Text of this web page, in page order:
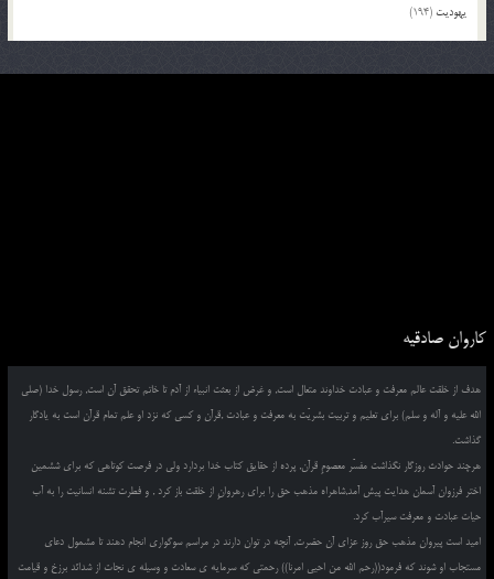
یهودیت (194)
کاروان صادقیه
هدف از خلقت عالم معرفت و عبادت خداوند متعال است, و غرض از بعثت انبیاء از آدم تا خاتم تحقق آن است, رسول خدا (صلی
الله علیه و آله و سلم) برای تعلیم و تربیت بشریّت به معرفت و عبادت ,قرآن و کسی که نزد او علم تمام قرآن است به یادگار
گذاشت.
هرچند حوادث روزگار نگذاشت مفسّر معصومِ قرآن, پرده از حقایق کتاب خدا بردارد ولی در فرصت کوتاهی که برای ششمین
اختر فرزوان آسمان هدایت پیش آمد,شاهراه مذهب حق را برای رهروانِ از خلقت باز کرد , و فطرت تشنه انسانیت را به آب
حیات عبادت و معرفت سیرآب کرد.
امید است پیروان مذهب حق روز عزای آن حضرت, آنچه در توان دارند در مراسم سوگواری انجام دهند تا مشمول دعای
مستجاب او شوند که فرمود((رحم الله من احیی امرنا)) رحمتی که سرمایه ی سعادت و وسیله ی نجات از شدائد برزخ و قیامت